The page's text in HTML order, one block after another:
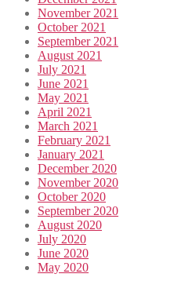
November 2021
October 2021
September 2021
August 2021
July 2021
June 2021
May 2021
April 2021
March 2021
February 2021
January 2021
December 2020
November 2020
October 2020
September 2020
August 2020
July 2020
June 2020
May 2020